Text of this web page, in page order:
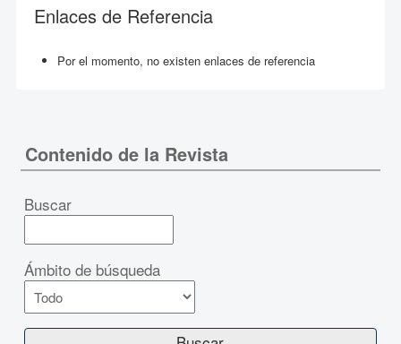
Enlaces de Referencia
Por el momento, no existen enlaces de referencia
Contenido de la Revista
Buscar
Ámbito de búsqueda